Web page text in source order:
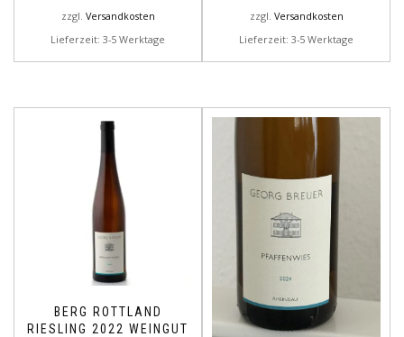
zzgl. Versandkosten
Lieferzeit: 3-5 Werktage
zzgl. Versandkosten
Lieferzeit: 3-5 Werktage
BERG ROTTLAND
RIESLING 2022 WEINGUT